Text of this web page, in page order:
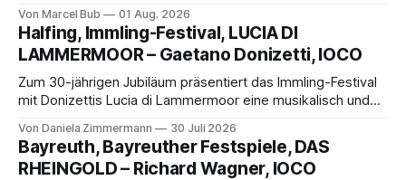
Leistungen von Klaus Florian Vogt und Camilla Nylund. Die
KI-Kuration bleibt dagegen weitgehend ohne
dramaturgische Wirkung.
Von Marcel Bub 01 Aug. 2026
Halfing, Immling-Festival, LUCIA DI
LAMMERMOOR – Gaetano Donizetti, IOCO
Zum 30-jährigen Jubiläum präsentiert das Immling-Festival
mit Donizettis Lucia di Lammermoor eine musikalisch und
Fedorii in der Titelrolle, deren berührende Wahnsinnsszene
zum bewegenden Höhepunkt des Opernabends wird.
Von Daniela Zimmermann 30 Juli 2026
Bayreuth, Bayreuther Festspiele, DAS
RHEINGOLD – Richard Wagner, IOCO